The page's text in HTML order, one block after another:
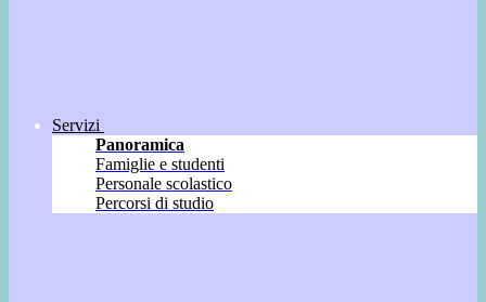
Servizi
Panoramica
Famiglie e studenti
Personale scolastico
Percorsi di studio